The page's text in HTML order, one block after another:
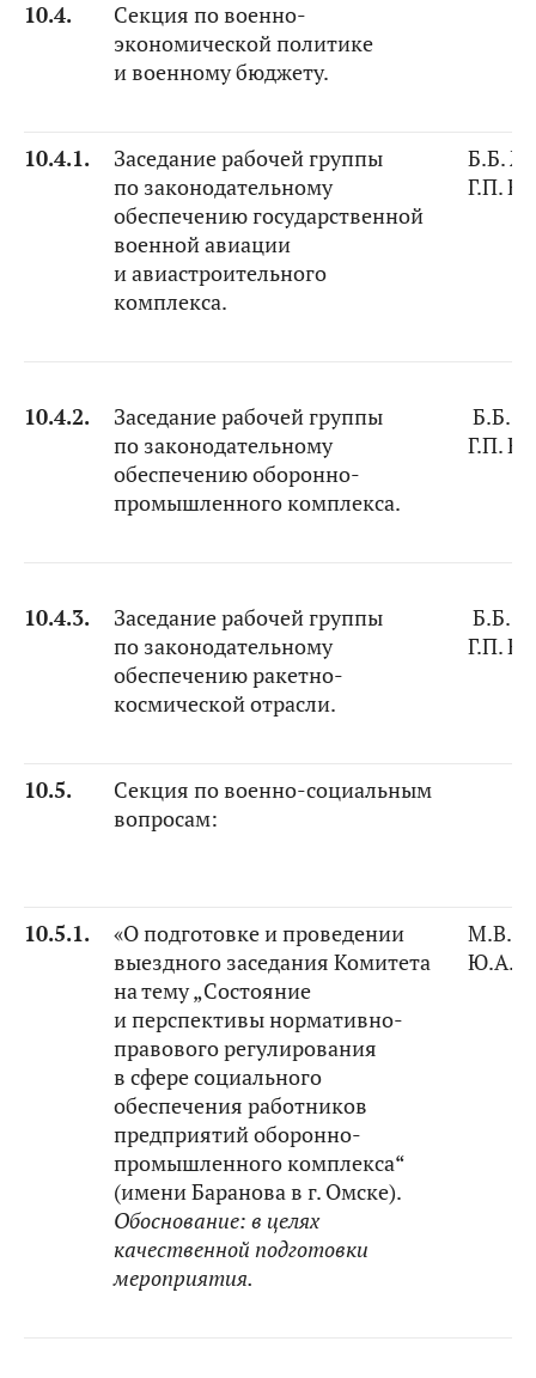
10.4.
Секция по военно-
экономической политике
и военному бюджету.
10.4.1.
Заседание рабочей группы
по законодательному
обеспечению государственной
военной авиации
и авиастроительного
комплекса.
Б.Б.
Г.П.
10.4.2.
Заседание рабочей группы
по законодательному
обеспечению оборонно-
промышленного комплекса.
Б.Б.
Г.П.
10.4.3.
Заседание рабочей группы
по законодательному
обеспечению ракетно-
космической отрасли.
Б.Б.
Г.П.
10.5.
Секция по военно-социальным
вопросам:
10.5.1.
«О подготовке и проведении
выездного заседания Комитета
на тему „Состояние
и перспективы нормативно-
правового регулирования
в сфере социального
обеспечения работников
предприятий оборонно-
промышленного комплекса“
(имени Баранова в г. Омске).
Обоснование: в целях
качественной подготовки
мероприятия.
М.В.
Ю.А.